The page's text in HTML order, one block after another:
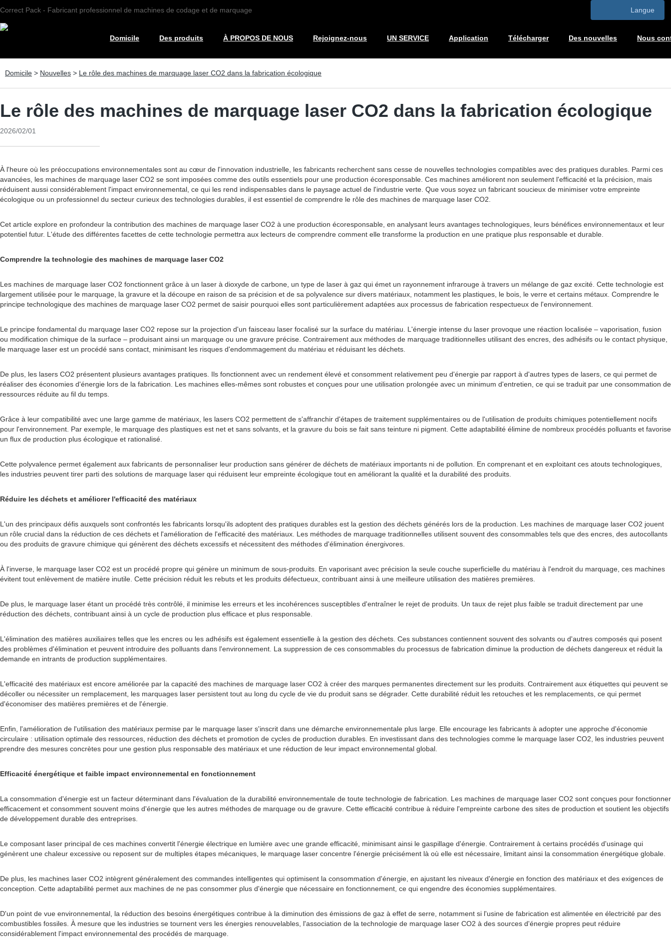
Correct Pack - Fabricant professionnel de machines de codage et de marquage Langue
Domicile Des produits À PROPOS DE NOUS Rejoignez-nous UN SERVICE Application Télécharger Des nouvelles Nous
Domicile > Nouvelles > Le rôle des machines de marquage laser CO2 dans la fabrication écologique
Le rôle des machines de marquage laser CO2 dans la fabrication écologique
2026/02/01
À l'heure où les préoccupations environnementales sont au cœur de l'innovation industrielle, les fabricants recherchent sans cesse de nouvelles technologies compatibles avec des pratiques durables. Parmi ces
avancées, les machines de marquage laser CO2 se sont imposées comme des outils essentiels pour une production écoresponsable. Ces machines améliorent non seulement l'efficacité et la précision, mais
réduisent aussi considérablement l'impact environnemental, ce qui les rend indispensables dans le paysage actuel de l'industrie verte. Que vous soyez un fabricant soucieux de minimiser votre empreinte
écologique ou un professionnel du secteur curieux des technologies durables, il est essentiel de comprendre le rôle des machines de marquage laser CO2.
Cet article explore en profondeur la contribution des machines de marquage laser CO2 à une production écoresponsable, en analysant leurs avantages technologiques, leurs bénéfices environnementaux et leur
potentiel futur. L'étude des différentes facettes de cette technologie permettra aux lecteurs de comprendre comment elle transforme la production en une pratique plus responsable et durable.
Comprendre la technologie des machines de marquage laser CO2
Les machines de marquage laser CO2 fonctionnent grâce à un laser à dioxyde de carbone, un type de laser à gaz qui émet un rayonnement infrarouge à travers un mélange de gaz excité. Cette technologie est
largement utilisée pour le marquage, la gravure et la découpe en raison de sa précision et de sa polyvalence sur divers matériaux, notamment les plastiques, le bois, le verre et certains métaux. Comprendre le
principe technologique des machines de marquage laser CO2 permet de saisir pourquoi elles sont particulièrement adaptées aux processus de fabrication respectueux de l'environnement.
Le principe fondamental du marquage laser CO2 repose sur la projection d'un faisceau laser focalisé sur la surface du matériau. L'énergie intense du laser provoque une réaction localisée – vaporisation, fusion
ou modification chimique de la surface – produisant ainsi un marquage ou une gravure précise. Contrairement aux méthodes de marquage traditionnelles utilisant des encres, des adhésifs ou le contact physique,
le marquage laser est un procédé sans contact, minimisant les risques d'endommagement du matériau et réduisant les déchets.
De plus, les lasers CO2 présentent plusieurs avantages pratiques. Ils fonctionnent avec un rendement élevé et consomment relativement peu d'énergie par rapport à d'autres types de lasers, ce qui permet de
réaliser des économies d'énergie lors de la fabrication. Les machines elles-mêmes sont robustes et conçues pour une utilisation prolongée avec un minimum d'entretien, ce qui se traduit par une consommation de
ressources réduite au fil du temps.
Grâce à leur compatibilité avec une large gamme de matériaux, les lasers CO2 permettent de s'affranchir d'étapes de traitement supplémentaires ou de l'utilisation de produits chimiques potentiellement nocifs
pour l'environnement. Par exemple, le marquage des plastiques est net et sans solvants, et la gravure du bois se fait sans teinture ni pigment. Cette adaptabilité élimine de nombreux procédés polluants et favorise
un flux de production plus écologique et rationalisé.
Cette polyvalence permet également aux fabricants de personnaliser leur production sans générer de déchets de matériaux importants ni de pollution. En comprenant et en exploitant ces atouts technologiques,
les industries peuvent tirer parti des solutions de marquage laser qui réduisent leur empreinte écologique tout en améliorant la qualité et la durabilité des produits.
Réduire les déchets et améliorer l'efficacité des matériaux
L'un des principaux défis auxquels sont confrontés les fabricants lorsqu'ils adoptent des pratiques durables est la gestion des déchets générés lors de la production. Les machines de marquage laser CO2 jouent
un rôle crucial dans la réduction de ces déchets et l'amélioration de l'efficacité des matériaux. Les méthodes de marquage traditionnelles utilisent souvent des consommables tels que des encres, des autocollants
ou des produits de gravure chimique qui génèrent des déchets excessifs et nécessitent des méthodes d'élimination énergivores.
À l'inverse, le marquage laser CO2 est un procédé propre qui génère un minimum de sous-produits. En vaporisant avec précision la seule couche superficielle du matériau à l'endroit du marquage, ces machines
évitent tout enlèvement de matière inutile. Cette précision réduit les rebuts et les produits défectueux, contribuant ainsi à une meilleure utilisation des matières premières.
De plus, le marquage laser étant un procédé très contrôlé, il minimise les erreurs et les incohérences susceptibles d'entraîner le rejet de produits. Un taux de rejet plus faible se traduit directement par une
réduction des déchets, contribuant ainsi à un cycle de production plus efficace et plus responsable.
L'élimination des matières auxiliaires telles que les encres ou les adhésifs est également essentielle à la gestion des déchets. Ces substances contiennent souvent des solvants ou d'autres composés qui posent
des problèmes d'élimination et peuvent introduire des polluants dans l'environnement. La suppression de ces consommables du processus de fabrication diminue la production de déchets dangereux et réduit la
demande en intrants de production supplémentaires.
L'efficacité des matériaux est encore améliorée par la capacité des machines de marquage laser CO2 à créer des marques permanentes directement sur les produits. Contrairement aux étiquettes qui peuvent se
décoller ou nécessiter un remplacement, les marquages ​​laser persistent tout au long du cycle de vie du produit sans se dégrader. Cette durabilité réduit les retouches et les remplacements, ce qui permet
d'économiser des matières premières et de l'énergie.
Enfin, l'amélioration de l'utilisation des matériaux permise par le marquage laser s'inscrit dans une démarche environnementale plus large. Elle encourage les fabricants à adopter une approche d'économie
circulaire : utilisation optimale des ressources, réduction des déchets et promotion de cycles de production durables. En investissant dans des technologies comme le marquage laser CO2, les industries peuvent
prendre des mesures concrètes pour une gestion plus responsable des matériaux et une réduction de leur impact environnemental global.
Efficacité énergétique et faible impact environnemental en fonctionnement
La consommation d'énergie est un facteur déterminant dans l'évaluation de la durabilité environnementale de toute technologie de fabrication. Les machines de marquage laser CO2 sont conçues pour fonctionner
efficacement et consomment souvent moins d'énergie que les autres méthodes de marquage ou de gravure. Cette efficacité contribue à réduire l'empreinte carbone des sites de production et soutient les objectifs
de développement durable des entreprises.
Le composant laser principal de ces machines convertit l'énergie électrique en lumière avec une grande efficacité, minimisant ainsi le gaspillage d'énergie. Contrairement à certains procédés d'usinage qui
génèrent une chaleur excessive ou reposent sur de multiples étapes mécaniques, le marquage laser concentre l'énergie précisément là où elle est nécessaire, limitant ainsi la consommation énergétique globale.
De plus, les machines laser CO2 intègrent généralement des commandes intelligentes qui optimisent la consommation d'énergie, en ajustant les niveaux d'énergie en fonction des matériaux et des exigences de
conception. Cette adaptabilité permet aux machines de ne pas consommer plus d'énergie que nécessaire en fonctionnement, ce qui engendre des économies supplémentaires.
D'un point de vue environnemental, la réduction des besoins énergétiques contribue à la diminution des émissions de gaz à effet de serre, notamment si l'usine de fabrication est alimentée en électricité par des
combustibles fossiles. À mesure que les industries se tournent vers les énergies renouvelables, l'association de la technologie de marquage laser CO2 à des sources d'énergie propres peut réduire
considérablement l'impact environnemental des procédés de marquage.